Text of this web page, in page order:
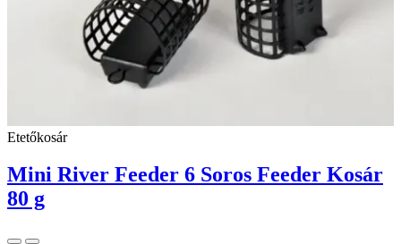
Etetőkosár
Mini River Feeder 6 Soros Feeder Kosár
80 g